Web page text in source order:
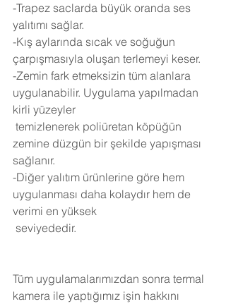
-Trapez saclarda büyük oranda ses
yalıtımı sağlar.
-Kış aylarında sıcak ve soğuğun
çarpışmasıyla oluşan terlemeyi keser.
-Zemin fark etmeksizin tüm alanlara
uygulanabilir. Uygulama yapılmadan
kirli yüzeyler
zemine düzgün bir şekilde yapışması
sağlanır.
-Diğer yalıtım ürünlerine göre hem
uygulanması daha kolaydır hem de
verimi en yüksek
seviyededir.
Tüm uygulamalarımızdan sonra termal
kamera ile yaptığımız işin hakkını